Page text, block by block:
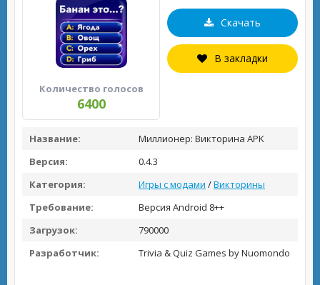
Количество голосов
6400
Скачать
В закладки
Название:
Миллионер: Викторина APK
Версия:
0.4.3
Категория:
Игры с модами /Викторины
Требование:
Версия Android 8++
Загрузок:
790000
Разработчик:
Trivia & Quiz Games by Nuomondo